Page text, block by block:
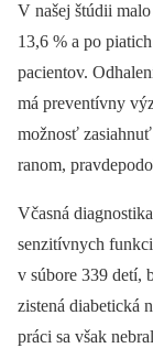
V našej štúdii
13,6 % a po
pacientov.
má preventívny
možnosť
ranom,
Včasná
senzitívnych
v súbore 339 detí,
zistená diabetická
práci sa však